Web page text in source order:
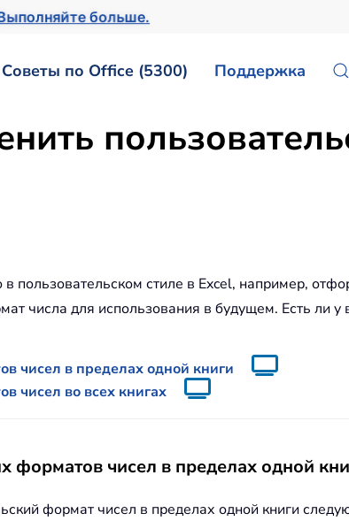
больше.
Советы по Office (5300) Поддержка
пользовательском стиле в Excel, например,
числа для использования в будущем. Есть ли
чисел в пределах одной книги
чисел во всех книгах
форматов чисел в пределах одной
формат чисел в пределах одной книги